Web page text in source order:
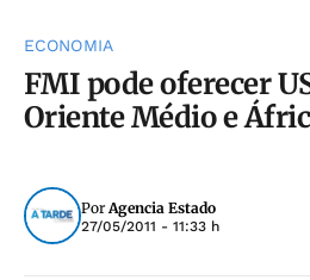
ECONOMIA
FMI pode oferecer
Oriente Médio e
PorAgencia Estado
27/05/2011 - 11:33 h